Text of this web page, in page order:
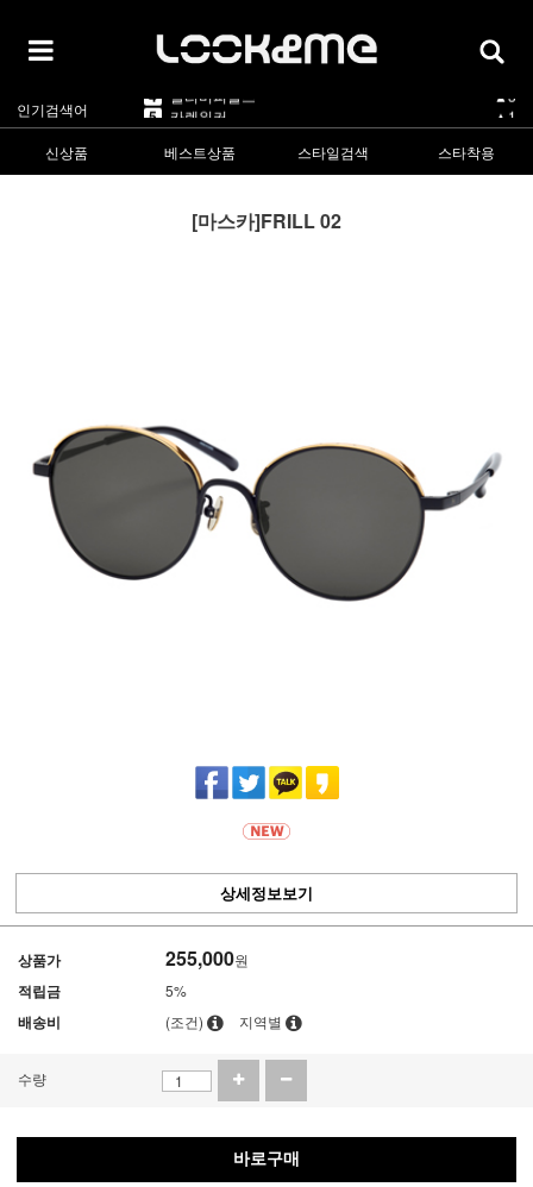
인기검색어
2 마스카 ▲3
린드버그 ▼-2
5 카렌워커 ▲1
1 라피스센시블레
▲3
신상품
베스트상품 스타일검색 스타착용
[마스카]FRILL 02
상세정보보기
상품가 255,000원
적립금 5%
배송비 (조건) 지역별
수량
바로구매